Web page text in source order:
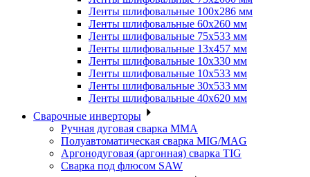
Ленты шлифовальные 100х286 мм
Ленты шлифовальные 60х260 мм
Ленты шлифовальные 75х533 мм
Ленты шлифовальные 13х457 мм
Ленты шлифовальные 10х330 мм
Ленты шлифовальные 10х533 мм
Ленты шлифовальные 30х533 мм
Ленты шлифовальные 40х620 мм
Сварочные инверторы
Ручная дуговая сварка MMA
Полуавтоматическая сварка MIG/MAG
Аргонодуговая (аргонная) сварка TIG
Сварка под флюсом SAW